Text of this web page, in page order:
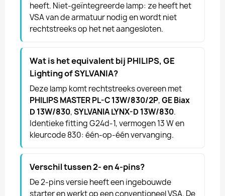
heeft. Niet-geïntegreerde lamp: ze heeft het
VSA van de armatuur nodig en wordt niet
rechtstreeks op het net aangesloten.
Wat is het equivalent bij PHILIPS, GE
Lighting of SYLVANIA?
Deze lamp komt rechtstreeks overeen met
PHILIPS MASTER PL-C 13W/830/2P,GE Biax
D 13W/830,SYLVANIA LYNX-D 13W/830.
Identieke fitting G24d-1, vermogen 13 W en
kleurcode 830: één-op-één vervanging.
Verschil tussen 2- en 4-pins?
De 2-pins versie heeft een ingebouwde
starter en werkt op een conventioneel VSA. De